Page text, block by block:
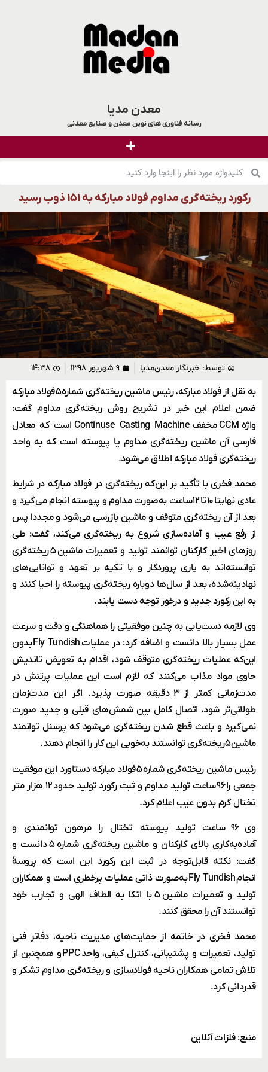
معدن مدیا
رسانه فناوری های نوین معدن و صنایع معدنی
رکورد ریخته‌گری مداوم فولاد مبارکه به ۱۵۱ ذوب رسید
توسط: خبرنگار معدن‌مدیا ۹ شهریور ۱۳۹۸ ۱۴:۳۸
به نقل از فولاد مبارکه، رئیس ماشین ریخته‌گری شماره ۵ فولاد مبارکه
ضمن اعلام این خبر در تشریح روش ریخته‌گری مداوم گفت:
واژه CCM مخفف Continuse Casting Machine است که معادل
فارسی آن ماشین ریخته‌گری مداوم یا پیوسته است که به واحد
ریخته‌گری فولاد مبارکه اطلاق می‌شود.
محمد فخری با تأکید بر این‌که ریخته‌گری در فولاد مبارکه در شرایط
عادی نهایتا ۱۰ تا ۱۲ ساعت به‌صورت مداوم و پیوسته انجام می‌گیرد و
بعد از آن ریخته‌گری متوقف و ماشین بازرسی می‌شود و مجددا پس
از رفع عیب و آماده‌سازی شروع به ریخته‌گری می‌کند، گفت: طی
روزهای اخیر کارکنان توانمند تولید و تعمیرات ماشین ۵ ریخته‌گری
توانسته‌اند به یاری پروردگار و با تکیه بر تعهد و توانایی‌های
نهادینه‌شده، بعد از سال‌ها دوباره ریخته‌گری پیوسته را احیا کنند و
به این رکورد جدید و درخور توجه دست یابند.
وی لازمه دست‌یابی به چنین موفقیتی را هماهنگی و دقت و سرعت
عمل بسیار بالا دانست و اضافه کرد: در عملیات Fly Tundish بدون
این‌که عملیات ریخته‌گری متوقف شود، اقدام به تعویض تاندیش
حاوی مواد مذاب می‌کنند که لازم است این عملیات پرتنش در
مدت‌زمانی کمتر از ۳ دقیقه صورت پذیرد. اگر این مدت‌زمان
طولانی‌تر شود، اتصال کامل بین شمش‌های قبلی و جدید صورت
نمی‌گیرد و باعث قطع شدن ریخته‌گری می‌‌شود که پرسنل توانمند
ماشین ۵ ریخته‌گری توانستند به‌خوبی این کار را انجام دهند.
رئیس ماشین ریخته‌گری شماره ۵ فولاد مبارکه دستاورد این موفقیت
جمعی را ۹۶ ساعت تولید مداوم و ثبت رکورد تولید حدود ۱۲ هزار متر
تختال گرم بدون عیب اعلام کرد.
وی ۹۶ ساعت تولید پیوسته تختال را مرهون توانمندی و
آماده‌به‌کاری بالای کارکنان و ماشین ریخته‌گری شماره ۵ دانست و
گفت: نکته قابل‌توجه در ثبت این رکورد این است که پروسۀ
انجام Fly Tundish به‌صورت ذاتی عملیات پرخطری است و همکاران
تولید و تعمیرات ماشین ۵ با اتکا به الطاف الهی و تجارب خود
توانستند آن را محقق کنند.
محمد فخری در خاتمه از حمایت‌های مدیریت ناحیه، دفاتر فنی
تولید، تعمیرات و پشتیبانی، کنترل کیفی، واحد PPC و همچنین از
تلاش تمامی همکاران ناحیه فولادسازی و ریخته‌گری مداوم تشکر و
قدردانی کرد.
منبع: فلزات آنلاین